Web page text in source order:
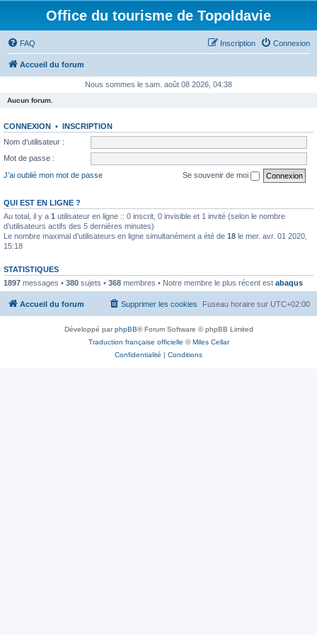
Office du tourisme de Topoldavie
FAQ Connexion
Inscription
Accueil du forum
Nous sommes le sam. août 08 2026, 04:38
Aucun forum.
CONNEXION • INSCRIPTION
Nom d’utilisateur :
Mot de passe :
J’ai oublié mon mot de passe
Se souvenir de moi
QUI EST EN LIGNE ?
Au total, il y a 1 utilisateur en ligne :: 0 inscrit, 0 invisible et 1 invité (selon le nombre
d’utilisateurs actifs des 5 dernières minutes)
Le nombre maximal d’utilisateurs en ligne simultanément a été de 18 le mer. avr. 01 2020,
15:18
STATISTIQUES
1897 messages • 380 sujets • 368 membres • Notre membre le plus récent est abaqus
Accueil du forum Fuseau horaire sur UTC+02:00
Supprimer les cookies
Développé parphpBB® Forum Software © phpBB Limited
Traduction française officielle ©Miles Cellar
Confidentialité | Conditions